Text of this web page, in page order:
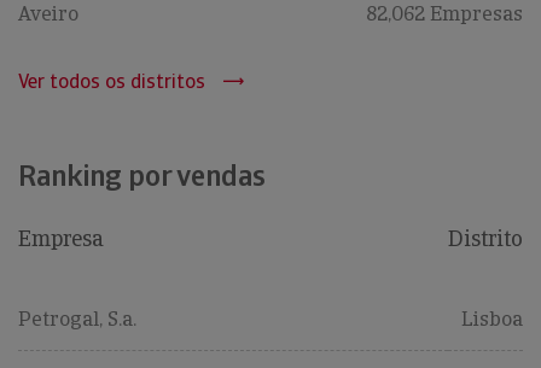
Aveiro 82,062 Empresas
Ver todos os distritos
Ranking por vendas
Empresa Distrito
Petrogal, S.a. Lisboa